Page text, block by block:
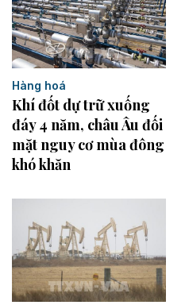
Hàng hoá
Khí đốt dự trữ xuống
đáy 4 năm, châu Âu đối
mặt nguy cơ mùa đông
khó khăn